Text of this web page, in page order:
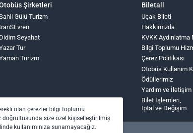
Şirketleri
Gülü Turizm
Didim Seyahat
Tur
Turizm
Biletall
Uçak Bileti
Hakkımızda
KVKK Aydınlatma
Bilgi Toplumu
Çerez Politikası
Otobüs Kullanım
Ödüllerimiz
Yardım ve İletişim
Bilet İşlemleri,
İptal ve Değişim
olan çerezler bilgi toplumu
doğrultusunda size özel kişiselleştirilmiş
kullanımınıza sunamayacağız.